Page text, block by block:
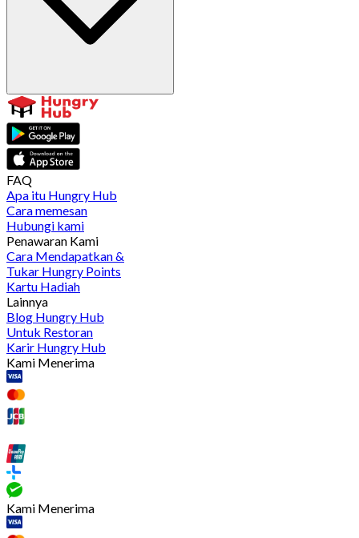
FAQ
Apa itu Hungry Hub
Cara memesan
Hubungi kami
Penawaran Kami
Cara Mendapatkan &
Tukar Hungry Points
Kartu Hadiah
Lainnya
Blog Hungry Hub
Untuk Restoran
Karir Hungry Hub
Kami Menerima
Kami Menerima